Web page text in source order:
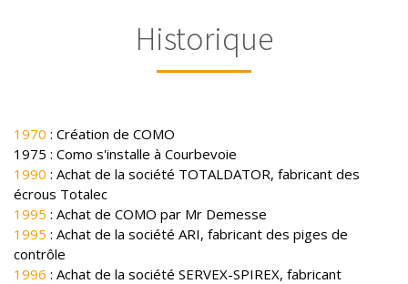
Historique
1970 : Création de COMO
1975 : Como s'installe à Courbevoie
1990 : Achat de la société TOTALDATOR, fabricant des
écrous Totalec
1995 : Achat de COMO par Mr Demesse
1995 : Achat de la société ARI, fabricant des piges de
contrôle
1996 : Achat de la société SERVEX-SPIREX, fabricant